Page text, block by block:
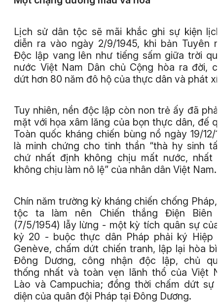
Lịch sử dân tộc sẽ mãi khắc ghi sự kiện
diễn ra vào ngày 2/9/1945, khi bản Tuyên
Độc lập vang lên như tiếng sấm giữa trời
nước Việt Nam Dân chủ Cộng hòa ra đời,
dứt hơn 80 năm đô hộ của thực dân và phát
Tuy nhiên, nền độc lập còn non trẻ ấy đã
mặt với họa xâm lăng của bọn thực dân, đế
Toàn quốc kháng chiến bùng nổ ngày 19/12/
là minh chứng cho tinh thần “thà hy sinh
chứ nhất định không chịu mất nước, nhất
không chịu làm nô lệ” của nhân dân Việt Nam.
Chín năm trường kỳ kháng chiến chống Pháp,
tộc ta làm nên Chiến thắng Điện Biên
(7/5/1954) lẫy lừng - một kỳ tích quân sự
kỷ 20 - buộc thực dân Pháp phải ký Hiệp
Genève, chấm dứt chiến tranh, lập lại hòa
Đông Dương, công nhận độc lập, chủ
thống nhất và toàn vẹn lãnh thổ của Việt
Lào và Campuchia; đồng thời chấm dứt sự
diện của quân đội Pháp tại Đông Dương.